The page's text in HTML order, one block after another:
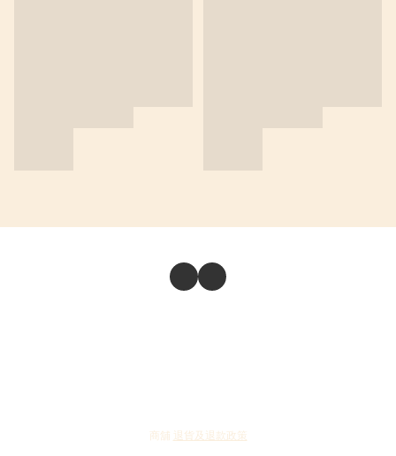
商舖 退貨及退款政策